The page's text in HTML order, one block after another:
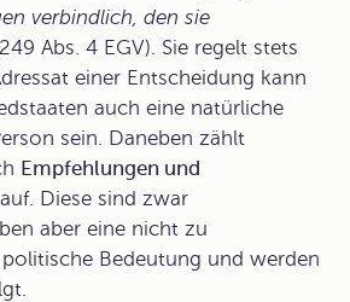
verbindlich, den sie
Abs. 4 EGV). Sie regelt stets
einer Entscheidung kann
auch eine natürliche
sein. Daneben zählt
Empfehlungen und
auf. Diese sind zwar
aber eine nicht zu
Bedeutung und werden